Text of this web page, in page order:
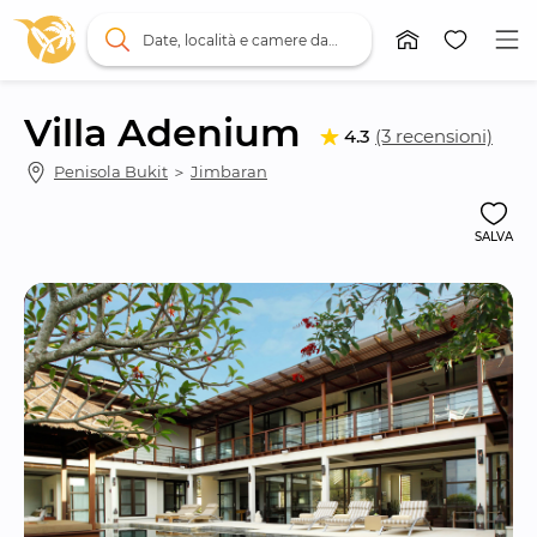
Villa Adenium 4.3 (3 recensioni)
Penisola Bukit ＞ Jimbaran
SALVA